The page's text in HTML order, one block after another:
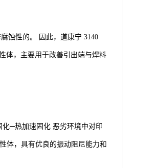
蚀性的。 因此，道康宁 3140
体，主要用于改善引出端与焊料
─热加速固化 恶劣环境中对印
体，具有优良的振动阻尼能力和